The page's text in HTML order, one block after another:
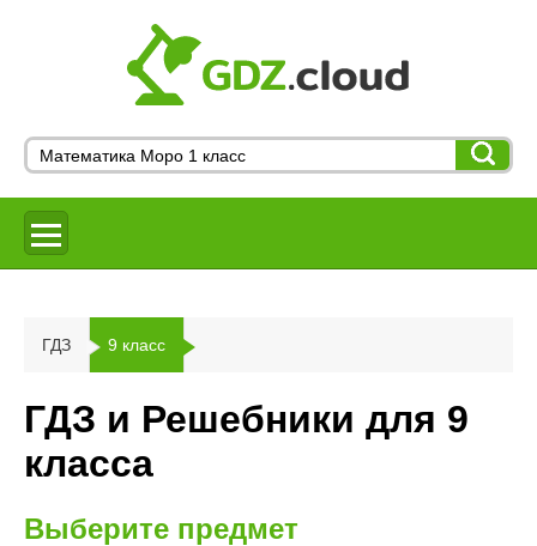
ГДЗ 9 класс
ГДЗ и Решебники для 9
класса
Выберите предмет